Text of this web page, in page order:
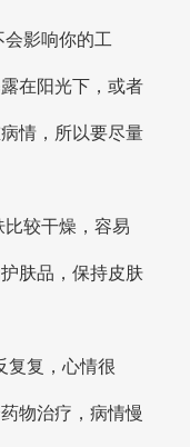
影响你的工
在阳光下，或者
情，所以要尽量
较干燥，容易
肤品，保持皮肤
复复，心情很
物治疗，病情慢